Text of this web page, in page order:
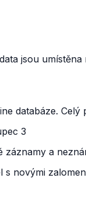
jsou umístěna
databáze. Celý
3
záznamy a
novými